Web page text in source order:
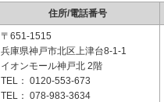
住所/電話番号
〒651-1515
兵庫県神戸市北区上津台8-1-1
イオンモール神戸北 2階
TEL： 0120-553-673
TEL： 078-983-3634